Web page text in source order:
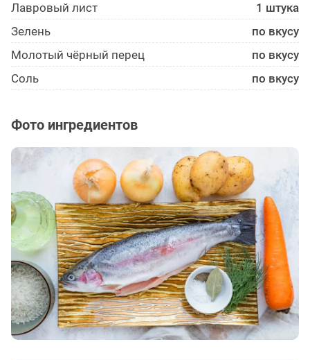
Лавровый лист
1 штука
Зелень
по вкусу
Молотый чёрный перец
по вкусу
Соль
по вкусу
Фото ингредиентов